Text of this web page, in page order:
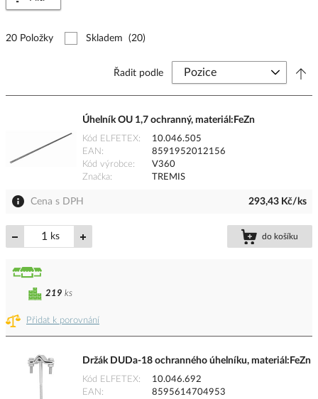
20 Položky Skladem (20)
Řadit podle
Úhelník OU 1,7 ochranný, materiál:FeZn
Kód ELFETEX
10.046.505
EAN
8591952012156
Kód výrobce
V360
Značka
TREMIS
Cena s DPH 293,43 Kč/ks
ks do košíku
Přidat k porovnání
219 ks
Držák DUDa-18 ochranného úhelníku, materiál:FeZn
Kód ELFETEX
10.046.692
EAN
8595614704953